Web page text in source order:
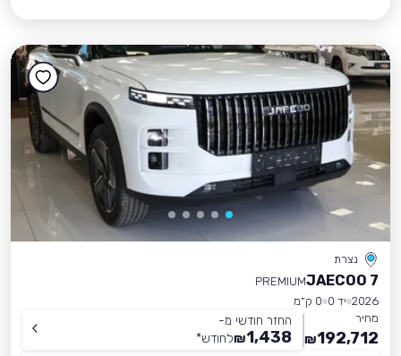
נצרת
JAECOO 7
PREMIUM
2026 יד 0
0 ק״מ
מחיר
192,712
₪
החזר חודשי מ-
1,438
₪לחודש*